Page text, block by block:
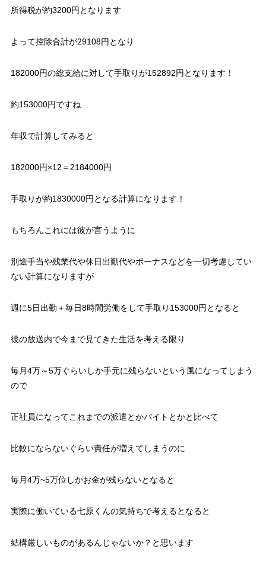
所得税が約3200円となります
よって控除合計が29108円となり
182000円の総支給に対して手取りが152892円となります！
約153000円ですね…
年収で計算してみると
182000円×12＝2184000円
手取りが約1830000円となる計算になります！
もちろんこれには彼が言うように
別途手当や残業代や休日出勤代やボーナスなどを一切考慮してい
ない計算になりますが
週に5日出勤＋毎日8時間労働をして手取り153000円となると
彼の放送内で今まで見てきた生活を考える限り
毎月4万～5万ぐらいしか手元に残らないという風になってしまう
ので
正社員になってこれまでの派遣とかバイトとかと比べて
比較にならないぐらい責任が増えてしまうのに
毎月4万~5万位しかお金が残らないとなると
実際に働いている七原くんの気持ちで考えるとなると
結構厳しいものがあるんじゃないか？と思います